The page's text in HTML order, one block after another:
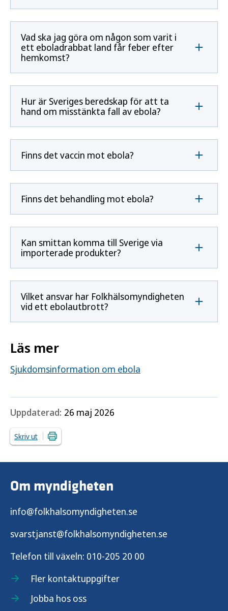
Vad ska jag göra om någon som varit i
ett eboladrabbat land får feber efter
hemkomst?
Hur är Sveriges beredskap för att ta
hand om misstänkta fall av ebola?
Finns det vaccin mot ebola?
Finns det behandling mot ebola?
Kan smittan komma till Sverige via
importerade produkter?
Vilket ansvar har Folkhälsomyndigheten
vid ett ebolautbrott?
Läs mer
Sjukdomsinformation om ebola
Uppdaterad: 26 maj 2026
Skriv ut
Om myndigheten
info@folkhalsomyndigheten.se
svarstjanst@folkhalsomyndigheten.se
Telefon till växeln: 010-205 20 00
Fler kontaktuppgifter
Jobba hos oss